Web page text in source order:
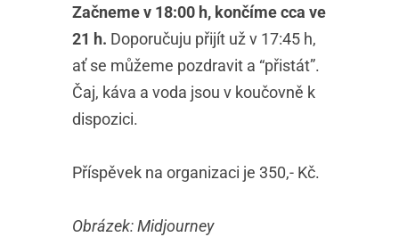
Začneme v 18:00 h, končíme cca ve
21 h. Doporučuju přijít už v 17:45 h,
ať se můžeme pozdravit a “přistát”.
Čaj, káva a voda jsou v koučovně k
dispozici.
Příspěvek na organizaci je 350,- Kč.
Obrázek: Midjourney